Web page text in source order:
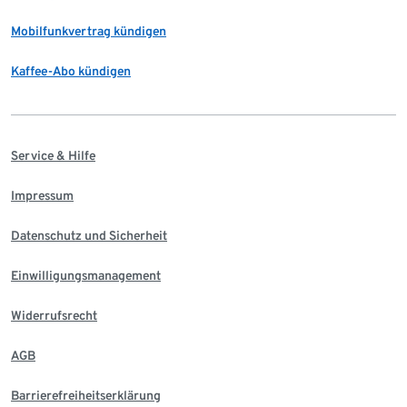
Mobilfunkvertrag kündigen
Kaffee-Abo kündigen
Service & Hilfe
Impressum
Datenschutz und Sicherheit
Einwilligungsmanagement
Widerrufsrecht
AGB
Barrierefreiheitserklärung